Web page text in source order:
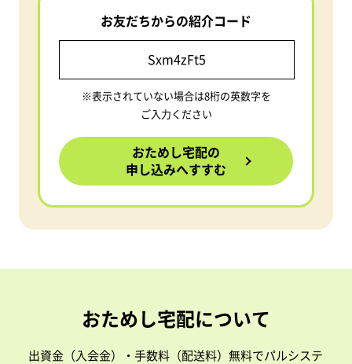
お友だちからの紹介コード
※表示されていない場合は8桁の英数字を
ご入力ください
おためし宅配の
申し込みへすすむ
おためし宅配について
出資金（入会金）・手数料（配送料）無料でパルシステ